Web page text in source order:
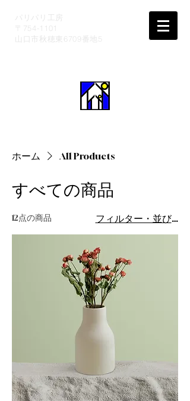
パリパリ工房
山口市秋穂東6709番地5
ホーム All Products
すべての商品
12点の商品 フィルター・並び替え